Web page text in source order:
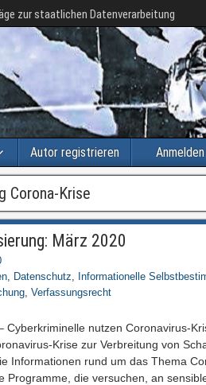
zur staatlichen Datenverarbeitung
Autor registrieren Anmelden
Corona-Krise
März 2020
, Datenschutz, Informationelle
, Verfassungsrecht
Cyberkriminelle nutzen Coronavirus-
Krise zur Verbreitung von
Informationen rund um das Thema
Programme, die versuchen, an